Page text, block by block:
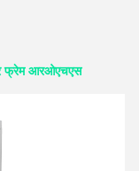
फ्रेम आरओएचएस